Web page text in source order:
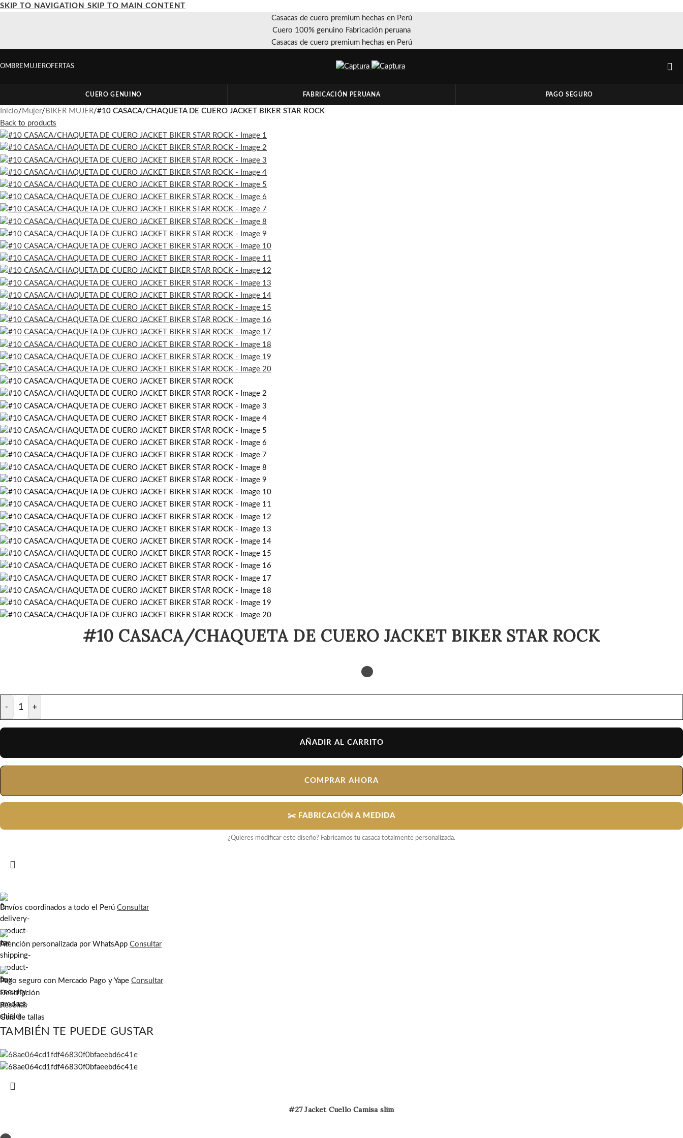
SKIP TO NAVIGATION SKIP TO MAIN CONTENT
Casacas de cuero premium hechas en Perú
Cuero 100% genuino Fabricación peruana
Casacas de cuero premium hechas en Perú
MUJEROFERTAS
CUERO GENUINO FABRICACIÓN PERUANA PAGO SEGURO
Inicio/ Mujer/ BIKER MUJER/#10 CASACA/CHAQUETA DE CUERO JACKET BIKER STAR ROCK
Back to products
#10 CASACA/CHAQUETA DE CUERO JACKET BIKER STAR ROCK
- +
AÑADIR AL CARRITO
COMPRAR AHORA
✂️ FABRICACIÓN A MEDIDA
¿Quieres modificar este diseño? Fabricamos tu casaca totalmente personalizada.
Envíos coordinados a todo el Perú Consultar
Atención personalizada por WhatsApp Consultar
Pago seguro con Mercado Pago y Yape Consultar
Descripción
Reseñas
Guía de tallas
TAMBIÉN TE PUEDE GUSTAR
#27 Jacket Cuello Camisa slim